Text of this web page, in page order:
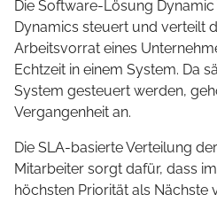
Die Software-Lösung
Dynamics steuert und verteilt
Arbeitsvorrat eines
Echtzeit in einem System. Da
System gesteuert werden,
Vergangenheit an.
Die SLA-basierte Verteilung
Mitarbeiter sorgt dafür, dass
höchsten Priorität als Nächste